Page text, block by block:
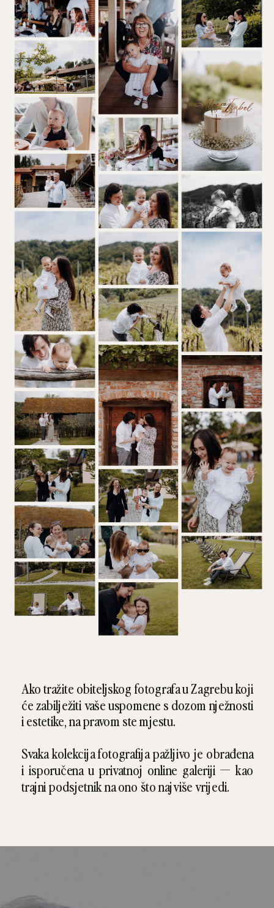
Ako tražite obiteljskog fotografa u Zagrebu koji
će zabilježiti vaše uspomene s dozom nježnosti
i estetike, na pravom ste mjestu.
Svaka kolekcija fotografija pažljivo je obrađena
i isporučena u privatnoj online galeriji — kao
trajni podsjetnik na ono što najviše vrijedi.